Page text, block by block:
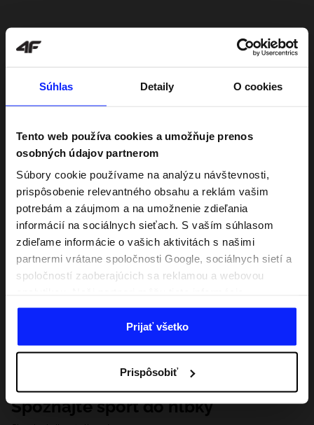
Súhlas Detaily O cookies
Tento web používa cookies a umožňuje prenos
osobných údajov partnerom
Súbory cookie používame na analýzu návštevnosti,
prispôsobenie relevantného obsahu a reklám vašim
potrebám a záujmom a na umožnenie zdieľania
informácií na sociálnych sieťach. S vaším súhlasom
zdieľame informácie o vašich aktivitách s našimi
partnermi vrátane spoločnosti Google, sociálnych sietí a
spoločností zaoberajúcich sa reklamou a webovou
kombinovať s inými, ktoré poskytnete mimo tejto
webovej stránky, ako aj s údajmi, ktoré získajú v
dôsledku vášho používania ich služieb. S vaším
našim partnerom, aby sme zacielili a zlepšili spôsob
zobrazovania online reklamy, vykonali analytický
prieskum, upravili obsah a zlepšili riešenia ponúkané
Prijať všetko
Prispôsobiť
Spoznajte šport do hĺbky